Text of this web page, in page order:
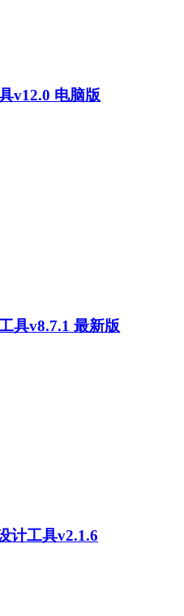
v12.0 电脑版
具v8.7.1 最新版
计工具v2.1.6